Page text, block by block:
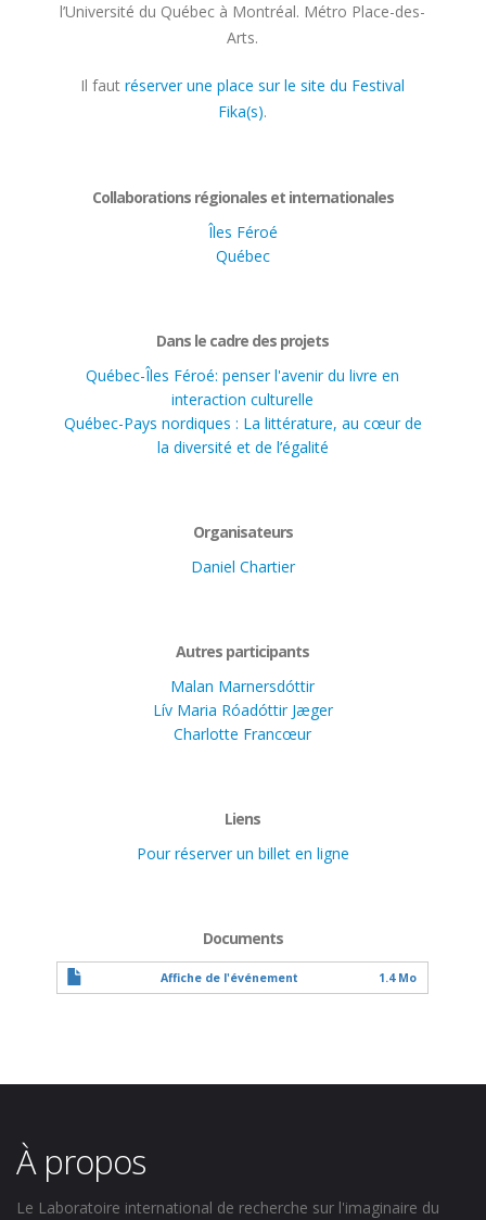
l’Université du Québec à Montréal. Métro Place-des-
Arts.
Il fautréserver une place sur le site du Festival
Fika(s).
Collaborations régionales et internationales
Îles Féroé
Québec
Dans le cadre des projets
Québec-Îles Féroé: penser l'avenir du livre en
interaction culturelle
Québec-Pays nordiques : La littérature, au cœur de
la diversité et de l’égalité
Organisateurs
Daniel Chartier
Autres participants
Malan Marnersdóttir
Lív Maria Róadóttir Jæger
Charlotte Francœur
Liens
Pour réserver un billet en ligne
Documents
Affiche de l'événement 1.4 Mo
À propos
Le Laboratoire international de recherche sur l'imaginaire du